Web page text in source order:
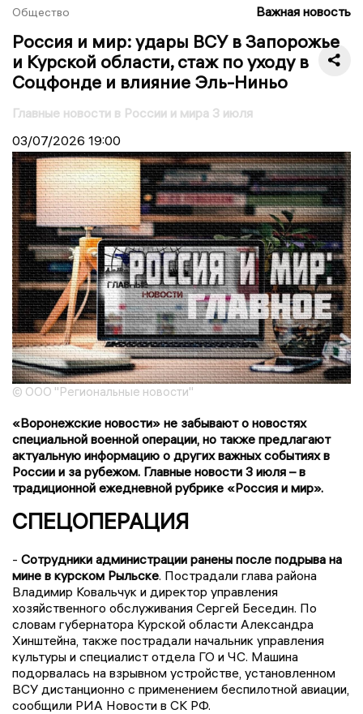
Общество Важная новость
Россия и мир: удары ВСУ в Запорожье
и Курской области, стаж по уходу в
Соцфонде и влияние Эль-Ниньо
Главные новости в России и мира 3 июля
03/07/2026 19:00
© ООО "Региональные новости"
«Воронежские новости» не забывают о новостях
специальной военной операции, но также предлагают
актуальную информацию о других важных событиях в
России и за рубежом. Главные новости 3 июля – в
традиционной ежедневной рубрике «Россия и мир».
СПЕЦОПЕРАЦИЯ
- Сотрудники администрации ранены после подрыва на
мине в курском Рыльске. Пострадали глава района
Владимир Ковальчук и директор управления
хозяйственного обслуживания Сергей Беседин. По
словам губернатора Курской области Александра
Хинштейна, также пострадали начальник управления
культуры и специалист отдела ГО и ЧС. Машина
подорвалась на взрывном устройстве, установленном
ВСУ дистанционно с применением беспилотной авиации,
сообщили РИА Новости в СК РФ.